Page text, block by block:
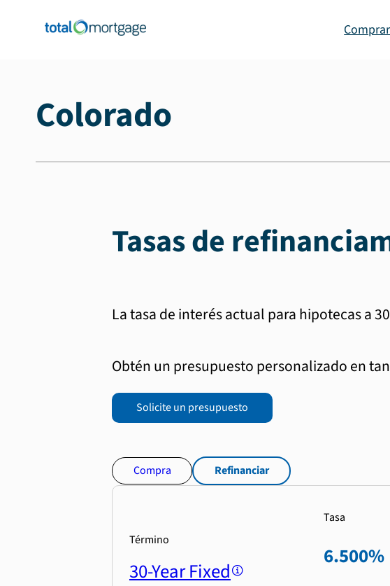
Comprar
Colorado
Tasas de
La tasa de interés actual para hipotecas a
Obtén un presupuesto personalizado en
Solicite un presupuesto
Compra Refinanciar
Término
30-Year Fixed
Tasa
6.500%